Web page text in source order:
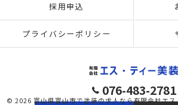
076-483-2781
採用申込
プライバシーポリシー
© 2026 富山県富山市で塗装の求人なら有限会社エス